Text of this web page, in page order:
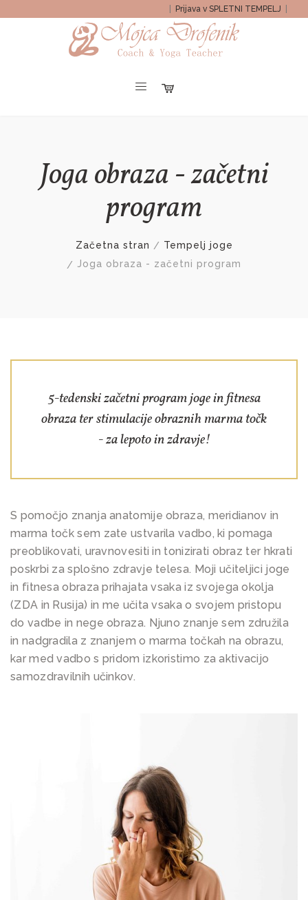
Prijava v SPLETNI TEMPELJ
Joga obraza - začetni
program
Začetna stran
Tempelj joge
Joga obraza - začetni program
5-tedenski začetni program joge in fitnesa
obraza ter stimulacije obraznih marma točk
- za lepoto in zdravje!
S pomočjo znanja anatomije obraza, meridianov in
marma točk sem zate ustvarila vadbo, ki pomaga
preoblikovati, uravnovesiti in tonizirati obraz ter hkrati
poskrbi za splošno zdravje telesa. Moji učiteljici joge
in fitnesa obraza prihajata vsaka iz svojega okolja
(ZDA in Rusija) in me učita vsaka o svojem pristopu
do vadbe in nege obraza. Njuno znanje sem združila
in nadgradila z znanjem o marma točkah na obrazu,
kar med vadbo s pridom izkoristimo za aktivacijo
samozdravilnih učinkov.